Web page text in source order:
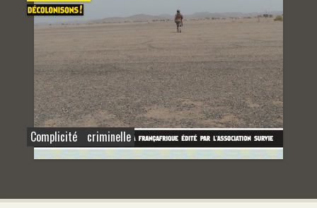
Complicité criminelle